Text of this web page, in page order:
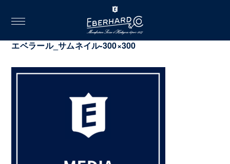
toggle
navigation
エベラール_サムネイル-300×300